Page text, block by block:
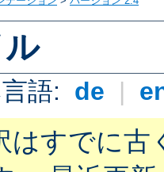
語: de |
はすでに古